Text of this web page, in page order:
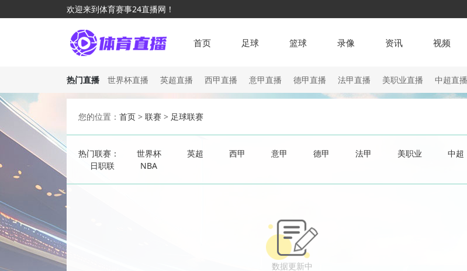
欢迎来到体育赛事24直播网！
首页 足球 篮球 录像 资讯 视频
热门直播 世界杯直播 英超直播 西甲直播 意甲直播 德甲直播 法甲直播 美职业直播 中超直播
您的位置： 首页 > 联赛 > 足球联赛
热门联赛： 世界杯 英超 西甲 意甲 德甲 法甲 美职业
中超
日职联
NBA
数据更新中